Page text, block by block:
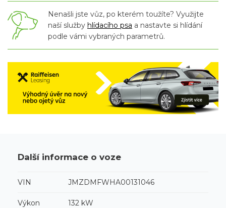
Nenašli jste vůz, po kterém toužíte? Využijte
naší služby hlídacího psa a nastavte si hlídání
podle vámi vybraných parametrů.
Další informace o voze
VIN JMZDMFWHA00131046
Výkon 132 kW